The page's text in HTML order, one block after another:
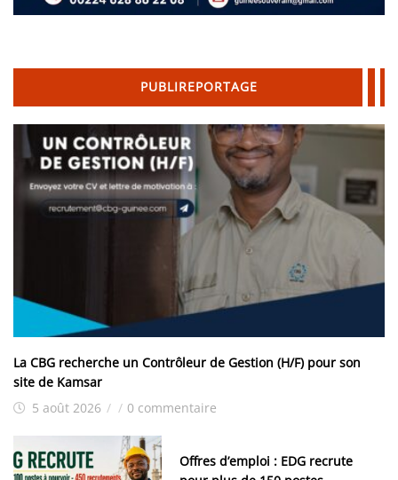
PUBLIREPORTAGE
La CBG recherche un Contrôleur de Gestion (H/F) pour son
site de Kamsar
5 août 2026 / / 0 commentaire
Offres d’emploi : EDG recrute